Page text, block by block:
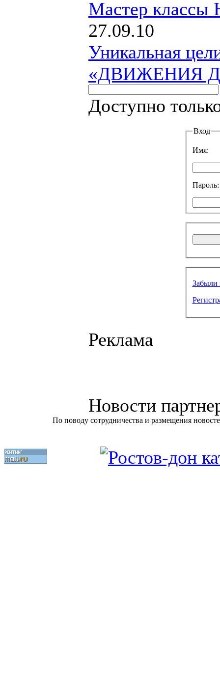
Мастер классы
27.09.10
Уникальная
«ДВИЖЕНИЯ
Доступно
Вход
Имя:
Пароль:
Забыли
Реклама
Новости
По поводу сотрудничества и размещения